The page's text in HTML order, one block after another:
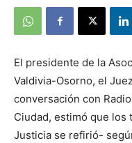
El presidente de la
Valdivia-Osorno, el
conversación con
Ciudad, estimó que
Justicia se refirió-